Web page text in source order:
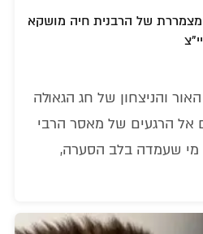
של הרבנית חיה מושקא
והניצחון של חג הגאולה
אל הרגעים של מאסר הרבי
מי שעמדה בלב הסערה,